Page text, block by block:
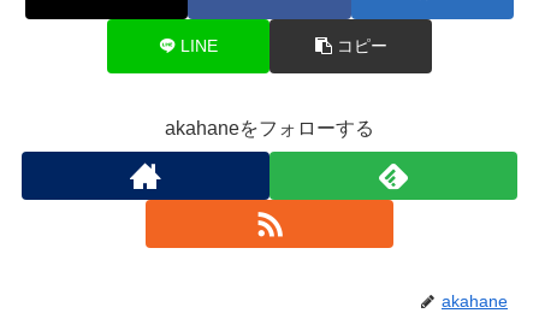
LINE コピー
akahaneをフォローする
akahane